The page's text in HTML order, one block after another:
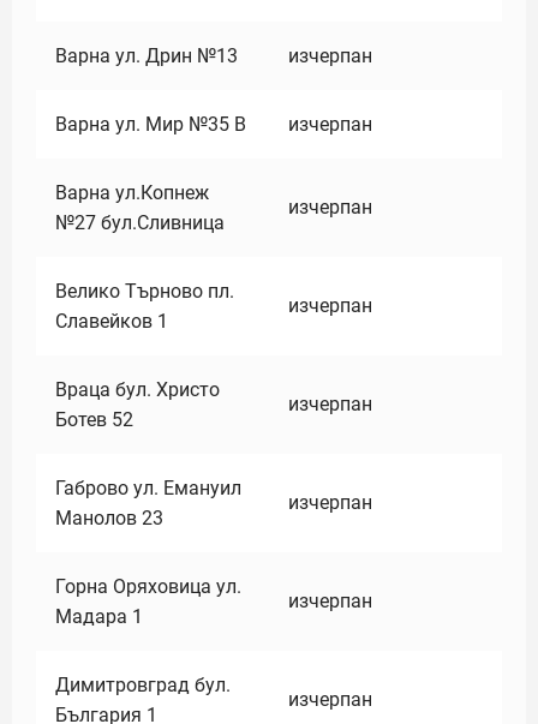
Варна ул. Дрин №13 изчерпан
Варна ул. Мир №35 В изчерпан
Варна ул.Копнеж
№27 бул.Сливница
изчерпан
Велико Търново пл.
Славейков 1
изчерпан
Враца бул. Христо
Ботев 52
изчерпан
Габрово ул. Емануил
Манолов 23
изчерпан
Горна Оряховица ул.
Мадара 1
изчерпан
Димитровград бул.
България 1
изчерпан